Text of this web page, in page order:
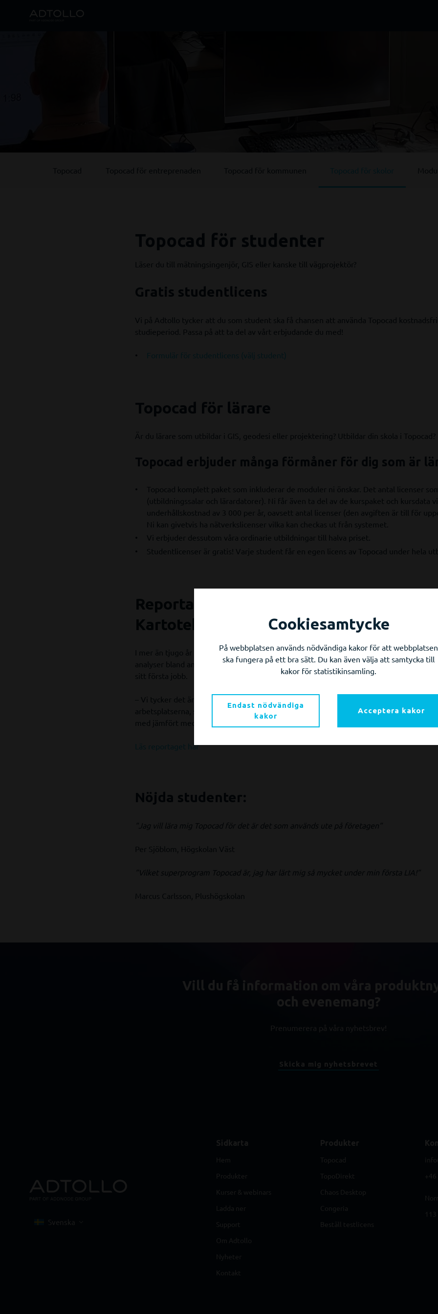
Topocad för skolor
Topocad för studenter
Läser du till mätningsingenjör, GIS eller kanske till vägprojektör?
Gratis studentlicens
Vi på Adtollo tycker att du som student ska få chansen att använda Topocad
studieperiod. Passa på att ta del av vårt erbjudande du med!
Formulär för studentlicens (välj student)
Topocad för lärare
Är du lärare som utbildar i GIS, geodesi eller projektering? Utbildar din skola i Topocad?
Topocad erbjuder många förmåner för dig som är
Topocad komplett paket som inkluderar de moduler ni önskar. Det antal licenser
(utbildningssalar och lärardatorer). Ni får även ta del av de kurspaket och kursdata
underhållskostnad av 3 000 per år, oavsett antal licenser (den avgiften är till för
Ni kan givetvis ha nätverkslicenser vilka kan checkas ut från systemet.
Vi erbjuder dessutom våra ordinarie utbildningar till halva priset.
Studentlicenser är gratis! Varje student får en egen licens av Topocad under hela
Reportage: Säker framtid för utbildade
Kartotek
I mer än tjugo år har Kartotek utbildat mätnings- och karttekniker. Där blandas teori,
analyser bland annat i Topocad. Behovet på arbetsmarknaden är stort och innan
sitt första jobb.
– Vi tycker det är viktigt att eleverna får lära sig Topocad eftersom det är vanligt
arbetsplatserna, säger Thomas. Dessutom har programmet en låg inlärningströskel
med jämfört med andra program.
Läs reportaget här
Nöjda studenter:
”Jag vill lära mig Topocad för det är det som används ute på företagen”
Per Sjöblom, Högskolan Väst
”Vilket superprogram Topocad är, jag har lärt mig så mycket under min första LIA!”
Marcus Carlsson, Plushögskolan
Vill du få information om våra
Prenumerera på våra nyhetsbrev!
Skicka mig nyhetsbrevet
Sidkarta
Hem
Produkter
Kurser & webinars
Ladda ner
Support
Om Adtollo
Nyheter
Kontakt
Produkter
Topocad
TopoDirekt
Chaos Desktop
Congeria
Beställ testlicens
Cookiesamtycke
På webbplatsen används nödvändiga kakor för att webbplatsen
ska fungera på ett bra sätt. Du kan även välja att samtycka till
kakor för statistikinsamling.
Endast nödvändiga
kakor
Acceptera kakor